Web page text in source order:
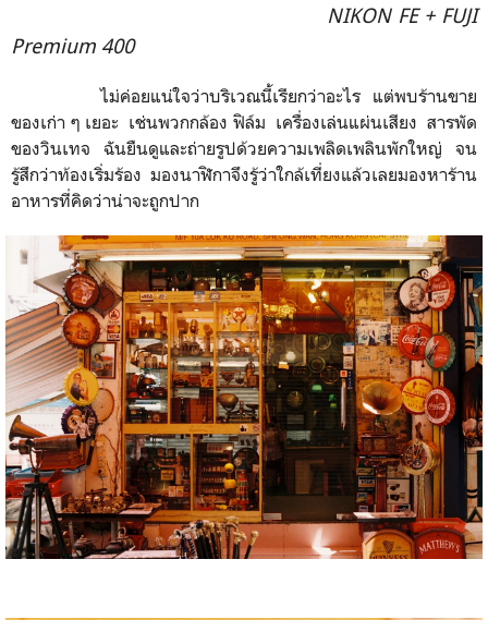
NIKON FE + FUJI
Premium 400
ไม่ค่อยแน่ใจว่าบริเวณนี้เรียกว่าอะไร แต่พบร้านขาย
ของเก่า ๆ เยอะ เช่นพวกกล้อง ฟิล์ม เครื่องเล่นแผ่นเสียง สารพัด
ของวินเทจ ฉันยืนดูและถ่ายรูปด้วยความเพลิดเพลินพักใหญ่ จน
รู้สึกว่าท้องเริ่มร้อง มองนาฬิกาจึงรู้ว่าใกล้เที่ยงแล้วเลยมองหาร้าน
อาหารที่คิดว่าน่าจะถูกปาก